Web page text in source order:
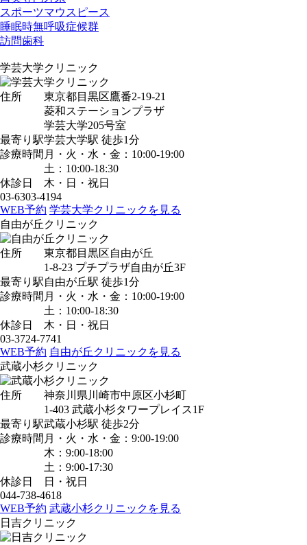
スポーツマウスピース
睡眠時無呼吸症候群
訪問歯科
学芸大学クリニック
住所
東京都目黒区鷹番2-19-21
菱和ステーションプラザ
学芸大学205号室
最寄り駅学芸大学駅 徒歩1分
診療時間 月・火・水・金：10:00-19:00
土：10:00-18:30
休診日
木・日・祝日
03-6303-4194
WEB予約 学芸大学クリニックを見る
自由が丘クリニック
住所
東京都目黒区自由が丘
1-8-23 プチプラザ自由が丘3F
最寄り駅自由が丘駅 徒歩1分
診療時間 月・火・水・金：10:00-19:00
土：10:00-18:30
休診日
木・日・祝日
03-3724-7741
WEB予約 自由が丘クリニックを見る
武蔵小杉クリニック
住所
神奈川県川崎市中原区小杉町
1-403 武蔵小杉タワープレイス1F
最寄り駅武蔵小杉駅 徒歩2分
診療時間 月・火・水・金：9:00-19:00
木：9:00-18:00
土：9:00-17:30
休診日
日・祝日
044-738-4618
WEB予約 武蔵小杉クリニックを見る
日吉クリニック